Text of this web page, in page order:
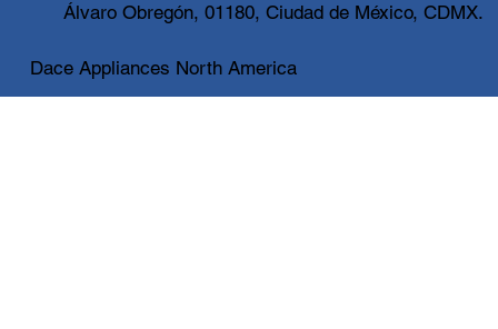
Álvaro Obregón, 01180, Ciudad de México, CDMX.
Dace Appliances North America